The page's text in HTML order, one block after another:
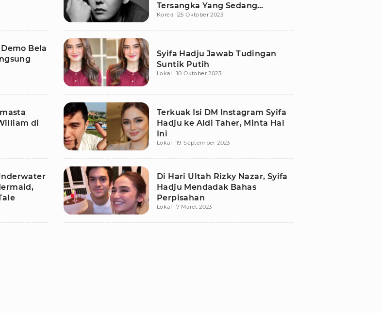
Tersangka Yang Sedang
Diselidiki Atas Penggunaan
Korea 25 Oktober 2023
Bela
Syifa Hadju Jawab Tudingan
Suntik Putih
Lokal 10 Oktober 2023
di
Terkuak Isi DM Instagram Syifa
Hadju ke Aldi Taher, Minta Hal
Ini
Lokal 19 September 2023
Di Hari Ultah Rizky Nazar, Syifa
Hadju Mendadak Bahas
Perpisahan
Lokal 7 Maret 2023